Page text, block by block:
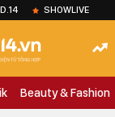
SHOWLIVE
Beauty & Fashion